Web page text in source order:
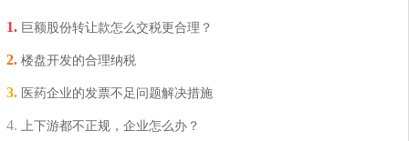
巨额股份转让款怎么交税更合理？
楼盘开发的合理纳税
医药企业的发票不足问题解决措施
上下游都不正规，企业怎么办？